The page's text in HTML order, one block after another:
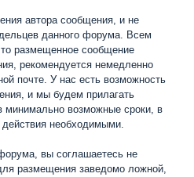
автора сообщения, и не
данного форума. Всем
размещенное сообщение
рекомендуется немедленно
почте. У нас есть возможность
и мы будем прилагать
минимально возможные сроки, в
необходимыми.
вы соглашаетесь не
размещения заведомо ложной,